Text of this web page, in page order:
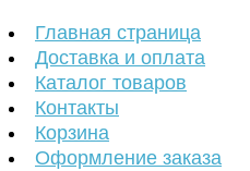
Главная страница
Доставка и оплата
Каталог товаров
Контакты
Корзина
Оформление заказа